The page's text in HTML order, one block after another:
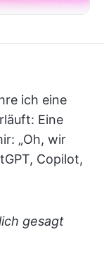
ich eine
Eine
„Oh, wir
Copilot,
gesagt